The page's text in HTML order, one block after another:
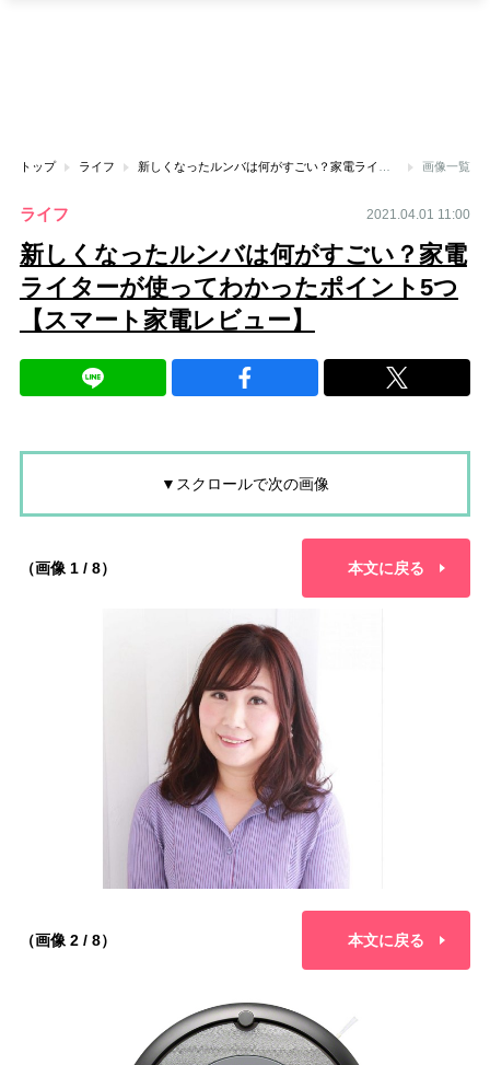
トップ ライフ 画像一覧
ライフ 2021.04.01 11:00
新しくなったルンバは何がすごい？家電
ライターが使ってわかったポイント5つ
【スマート家電レビュー】
▼スクロールで次の画像
（画像 1 / 8） 本文に戻る
（画像 2 / 8） 本文に戻る